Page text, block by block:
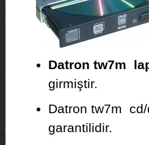
Datron tw7m
girmiştir.
Datron tw7m cd/
garantilidir.